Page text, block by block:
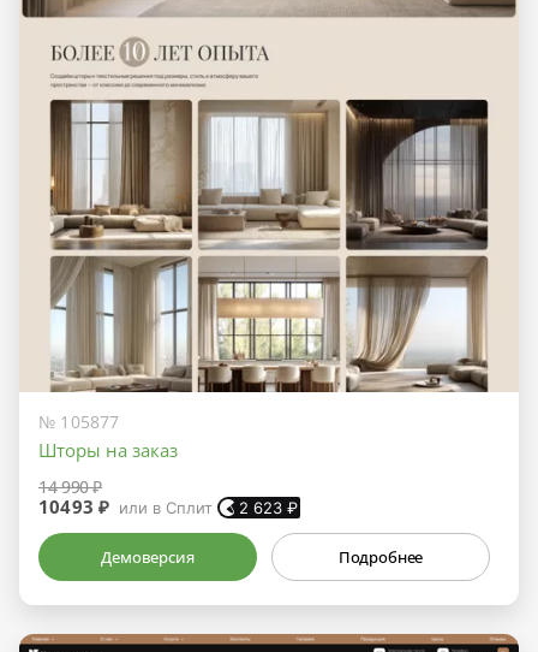
№ 105877
Шторы на заказ
14 990 ₽
10493 ₽ или в Сплит 2 623 ₽
Демоверсия Подробнее